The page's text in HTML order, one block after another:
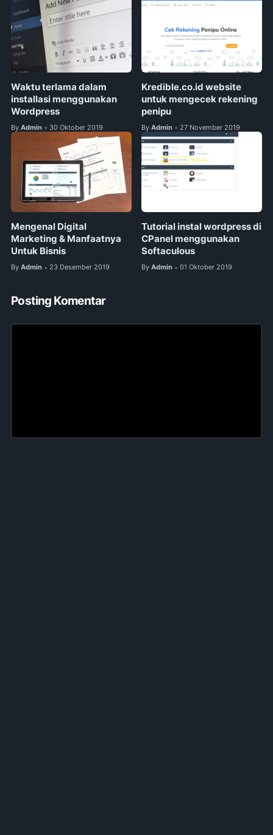
Waktu terlama dalam
installasi menggunakan
Wordpress
By Admin • 30 Oktober 2019
Kredible.co.id website
untuk mengecek rekening
penipu
By Admin • 27 November 2019
Mengenal Digital
Marketing & Manfaatnya
Untuk Bisnis
By Admin • 23 Desember 2019
Tutorial instal wordpress di
CPanel menggunakan
Softaculous
By Admin • 01 Oktober 2019
Posting Komentar